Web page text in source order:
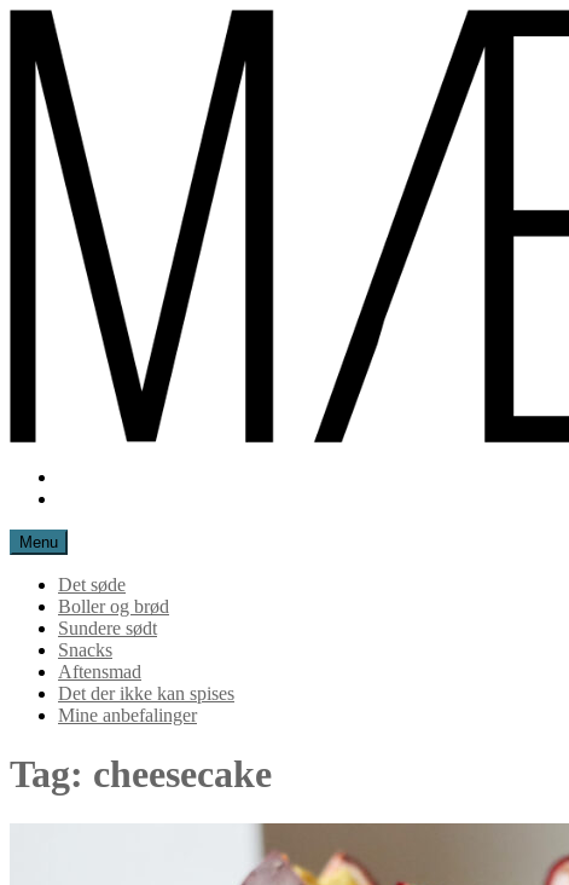
Spring
indhold
mættemette
Menu
Det søde
Boller og brød
Sundere sødt
Snacks
Aftensmad
Det der ikke kan spises
Mine anbefalinger
Tag: cheesecake